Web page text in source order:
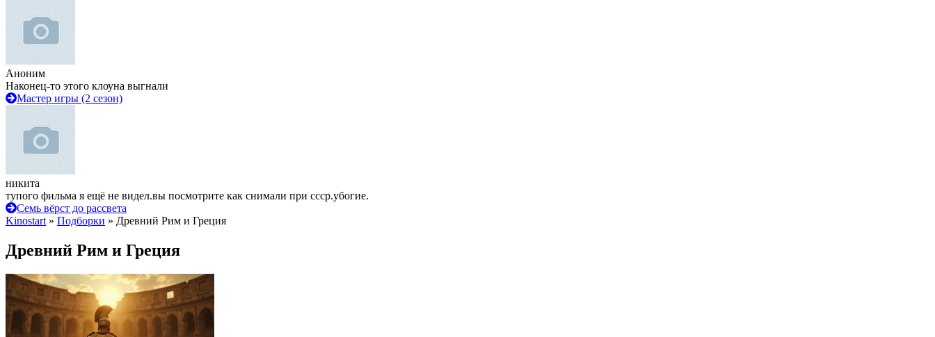
Аноним
Наконец-то этого клоуна выгнали
Мастер игры (2 сезон)
никита
тупого фильма я ещё не видел.вы посмотрите как снимали при ссср.убогие.
Семь вёрст до рассвета
Kinostart » Подборки » Древний Рим и Греция
Древний Рим и Греция